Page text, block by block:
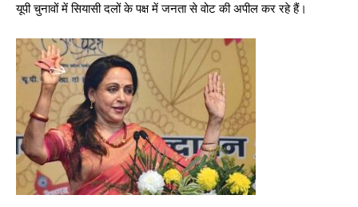
यूपी चुनावों में सियासी दलों के पक्ष में जनता से वोट की अपील कर रहे हैं।